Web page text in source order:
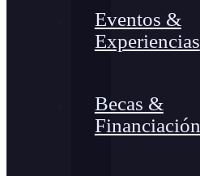
Eventos &
Experiencias
Becas &
Financiación